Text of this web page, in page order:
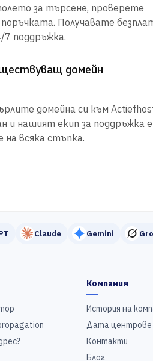
за търсене, проверете
Получавате
7 поддръжка.
домейн
домейна си към
и нашият екип за поддръжка
на всяка стъпка.
Claude Gemini
Компания
История на
Дата центрове
Контакти
Блог